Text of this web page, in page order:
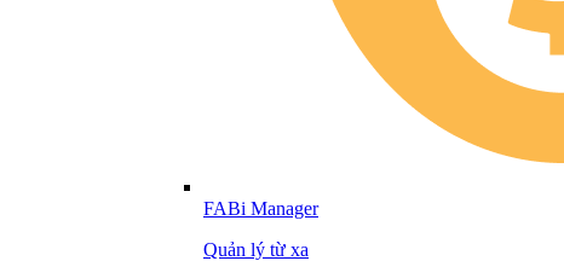
FABi Manager
Quản lý từ xa